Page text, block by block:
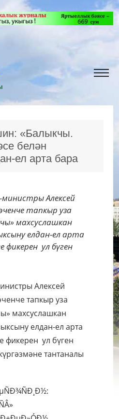
«Балыкчы.
белән
ел арта бара
Алексей
тапкыр уза
махсуслашкан
елдан-ел арта
фикерен ул бүген
Алексей
тапкыр уза
махсуслашкан
елдан-ел арта
фикерен ул бүген
тантаналы